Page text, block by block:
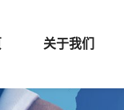
关于我们